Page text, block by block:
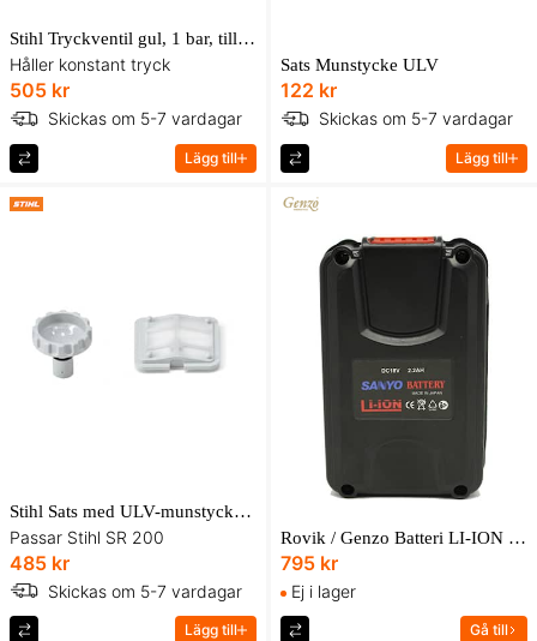
Stihl Tryckventil gul, 1 bar, till SG 31, SG 51
Håller konstant tryck
505 kr
Skickas om 5-7 vardagar
Lägg till
Sats Munstycke ULV
122 kr
Skickas om 5-7 vardagar
Lägg till
Stihl Sats med ULV-munstycken till SR 200
Passar Stihl SR 200
485 kr
Skickas om 5-7 vardagar
Lägg till
Rovik / Genzo Batteri LI-ION 2.2AH Sanyo
795 kr
Ej i lager
Gå till